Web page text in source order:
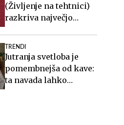
(Življenje na tehtnici)
razkriva največjo
TRENDI
Jutranja svetloba je
pomembnejša od kave:
ta navada lahko